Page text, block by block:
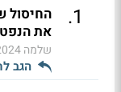
1
.
החיסול
את
שלמה
הגב